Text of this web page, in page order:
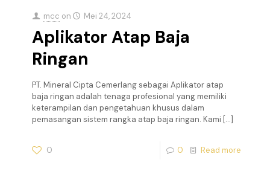
mcc on Mei 24, 2024
Aplikator Atap Baja
Ringan
PT. Mineral Cipta Cemerlang sebagai Aplikator atap
baja ringan adalah tenaga profesional yang memiliki
keterampilan dan pengetahuan khusus dalam
pemasangan sistem rangka atap baja ringan. Kami […]
0 0 Read more